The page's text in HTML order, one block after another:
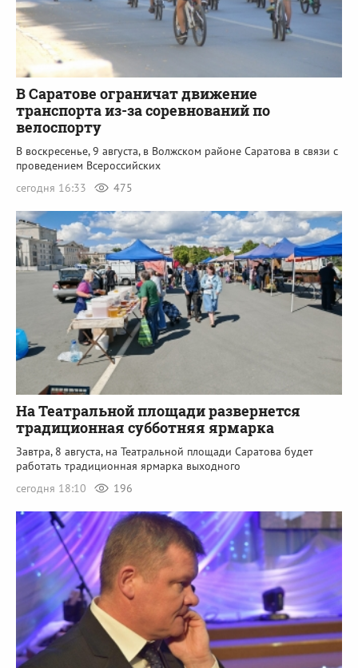
В Саратове ограничат движение
транспорта из-за соревнований по
велоспорту
В воскресенье, 9 августа, в Волжском районе Саратова в связи с
проведением Всероссийских
сегодня 16:33
475
На Театральной площади развернется
традиционная субботняя ярмарка
Завтра, 8 августа, на Театральной площади Саратова будет
работать традиционная ярмарка выходного
сегодня 18:10
196